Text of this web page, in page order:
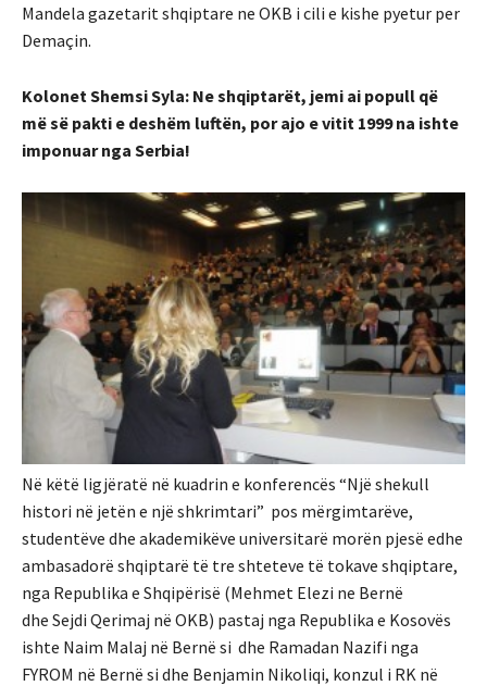
Mandela gazetarit shqiptare ne OKB i cili e kishe pyetur per
Demaçin.
Kolonet Shemsi Syla: Ne shqiptarët, jemi ai popull që
më së pakti e deshëm luftën, por ajo e vitit 1999 na ishte
imponuar nga Serbia!
Në këtë ligjëratë në kuadrin e konferencës “Një shekull
histori në jetën e një shkrimtari” pos mërgimtarëve,
studentëve dhe akademikëve universitarë morën pjesë edhe
ambasadorë shqiptarë të tre shteteve të tokave shqiptare,
nga Republika e Shqipërisë (Mehmet Elezi ne Bernë
dhe Sejdi Qerimaj në OKB) pastaj nga Republika e Kosovës
ishte Naim Malaj në Bernë si dhe Ramadan Nazifi nga
FYROM në Bernë si dhe Benjamin Nikoliqi, konzul i RK në